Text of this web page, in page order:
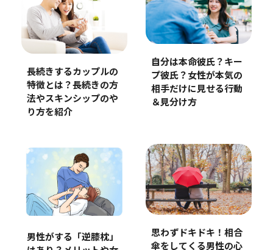
長続きするカップルの
特徴とは？長続きの方
法やスキンシップのや
り方を紹介
自分は本命彼氏？キー
プ彼氏？女性が本気の
相手だけに見せる行動
＆見分け方
男性がする「逆膝枕」
思わずドキドキ！相合
傘をしてくる男性の心